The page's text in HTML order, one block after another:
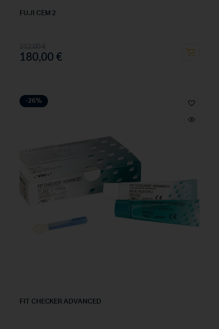
FUJI CEM 2
180,00 €
-26%
FIT CHECKER ADVANCED